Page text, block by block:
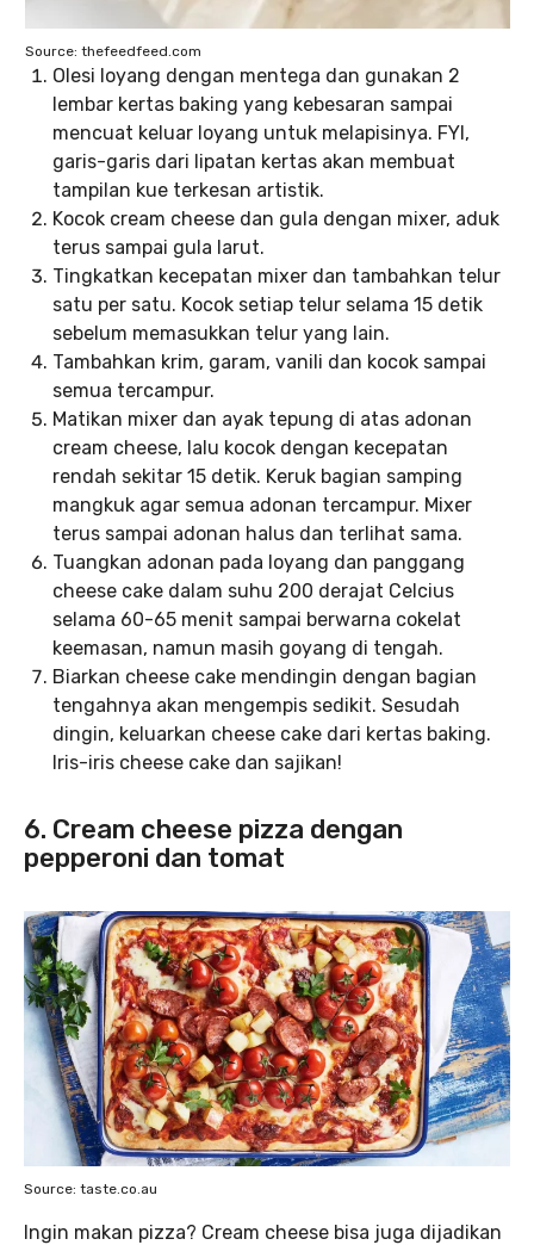
Source: thefeedfeed.com
Olesi loyang dengan mentega dan gunakan 2
lembar kertas baking yang kebesaran sampai
mencuat keluar loyang untuk melapisinya. FYI,
garis-garis dari lipatan kertas akan membuat
tampilan kue terkesan artistik.
Kocok cream cheese dan gula dengan mixer, aduk
terus sampai gula larut.
Tingkatkan kecepatan mixer dan tambahkan telur
satu per satu. Kocok setiap telur selama 15 detik
sebelum memasukkan telur yang lain.
Tambahkan krim, garam, vanili dan kocok sampai
semua tercampur.
Matikan mixer dan ayak tepung di atas adonan
cream cheese, lalu kocok dengan kecepatan
rendah sekitar 15 detik. Keruk bagian samping
mangkuk agar semua adonan tercampur. Mixer
terus sampai adonan halus dan terlihat sama.
Tuangkan adonan pada loyang dan panggang
cheese cake dalam suhu 200 derajat Celcius
selama 60-65 menit sampai berwarna cokelat
keemasan, namun masih goyang di tengah.
Biarkan cheese cake mendingin dengan bagian
tengahnya akan mengempis sedikit. Sesudah
dingin, keluarkan cheese cake dari kertas baking.
Iris-iris cheese cake dan sajikan!
6. Cream cheese pizza dengan
pepperoni dan tomat
Source: taste.co.au
Ingin makan pizza? Cream cheese bisa juga dijadikan